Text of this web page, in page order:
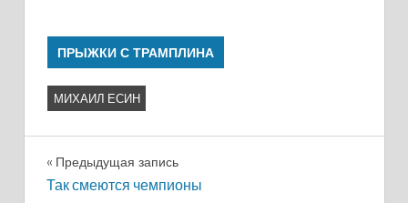
ПРЫЖКИ С ТРАМПЛИНА
МИХАИЛ ЕСИН
Навигация
Предыдущая запись
Так смеются чемпионы